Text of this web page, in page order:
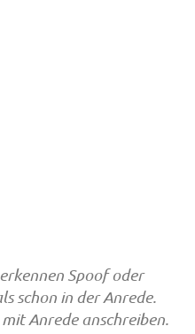
Spoof oder
schon in der Anrede.
Anrede anschreiben.